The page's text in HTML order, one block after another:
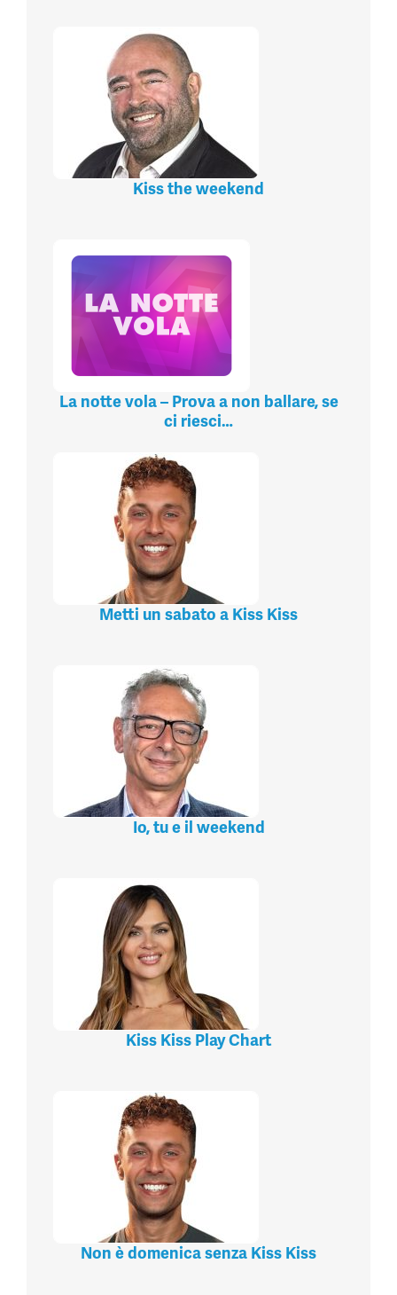
Kiss the weekend
La notte vola – Prova a non ballare, se
ci riesci…
Metti un sabato a Kiss Kiss
Io, tu e il weekend
Kiss Kiss Play Chart
Non è domenica senza Kiss Kiss